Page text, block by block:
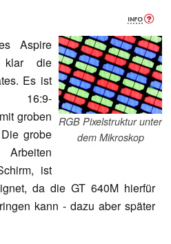
RGB Pixelstruktur unter
dem Mikroskop
Aspire
klar die
Es ist
16:9-
groben
grobe
ist
da die GT 640M hierfür
kann - dazu aber später